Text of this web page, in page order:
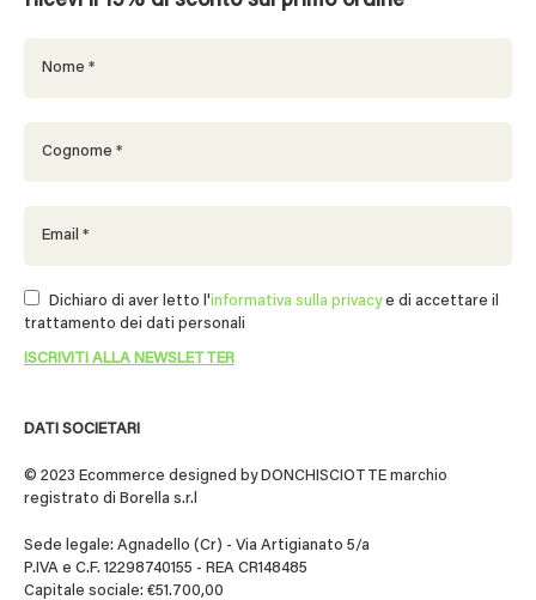
DATI SOCIETARI
© 2023 Ecommerce designed by DONCHISCIOTTE marchio
registrato di Borella s.r.l
Sede legale: Agnadello (Cr) - Via Artigianato 5/a
P.IVA e C.F. 12298740155 - REA CR148485
Capitale sociale: €51.700,00
Dichiaro di aver letto l'informativa sulla privacye di accettare il
trattamento dei dati personali